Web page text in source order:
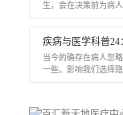
生，会在决策前为病
对医疗抉择的担忧来
焦虑的“五个建议”。
当今的确存在病人忽
一些。影响我们选择